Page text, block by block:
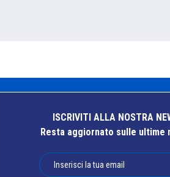
ISCRIVITI ALLA NOSTRA
Resta aggiornato sulle ultime